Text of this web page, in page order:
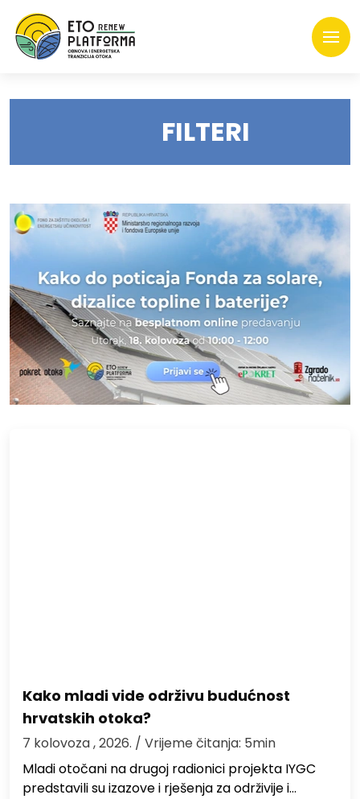
FILTERI
Kako mladi vide održivu budućnost
hrvatskih otoka?
7 kolovoza , 2026. / Vrijeme čitanja: 5min
Mladi otočani na drugoj radionici projekta IYGC
predstavili su izazove i rješenja za održivije i…